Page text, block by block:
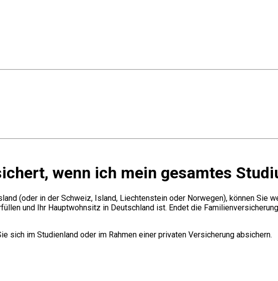
wenn ich mein gesamtes
(oder in der Schweiz, Island, Liechtenstein oder Norwegen), können Sie
und Ihr Hauptwohnsitz in Deutschland ist. Endet die
sich im Studienland oder im Rahmen einer privaten Versicherung absichern.